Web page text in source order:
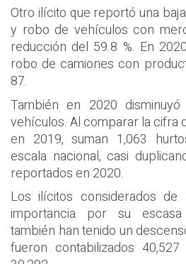
Otro ilícito que reportó una
y robo de vehículos con
reducción del 59.8 %. En
robo de camiones con
87.
También en 2020
vehículos. Al comparar la cifra
en 2019, suman 1,063
escala nacional, casi
reportados en 2020.
Los ilícitos considerados
importancia por su
también han tenido un
fueron contabilizados